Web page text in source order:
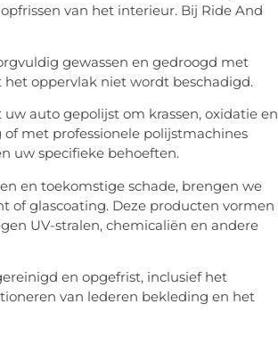
van het interieur. Bij Ride And
gewassen en gedroogd met
oppervlak niet wordt beschadigd.
auto gepolijst om krassen, oxidatie en
met professionele polijstmachines
uw specifieke behoeften.
en toekomstige schade, brengen we
of glascoating. Deze producten vormen
UV-stralen, chemicaliën en andere
en opgefrist, inclusief het
van lederen bekleding en het